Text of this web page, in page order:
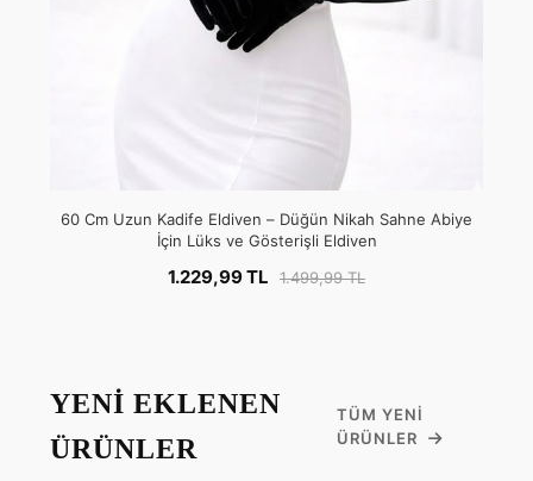
60 Cm Uzun Kadife Eldiven – Düğün Nikah Sahne Abiye
İçin Lüks ve Gösterişli Eldiven
1.229,99 TL 1.499,99 TL
YENİ EKLENEN
ÜRÜNLER
TÜM YENI
ÜRÜNLER